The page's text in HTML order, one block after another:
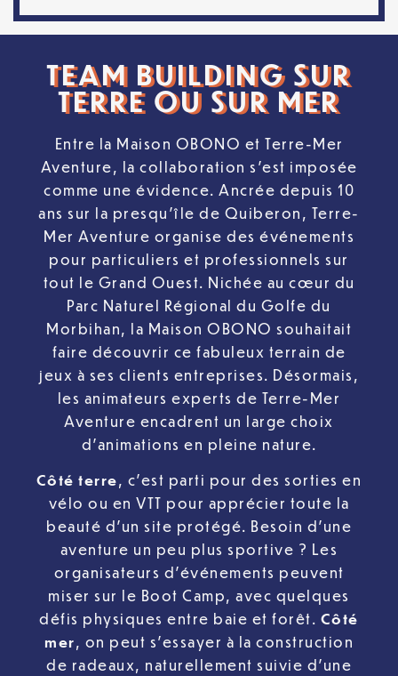
TEAM BUILDING SUR
TERRE OU SUR MER
Entre la Maison OBONO et Terre-Mer
Aventure, la collaboration s’est imposée
comme une évidence. Ancrée depuis 10
ans sur la presqu’île de Quiberon, Terre-
Mer Aventure organise des événements
pour particuliers et professionnels sur
tout le Grand Ouest. Nichée au cœur du
Parc Naturel Régional du Golfe du
Morbihan, la Maison OBONO souhaitait
faire découvrir ce fabuleux terrain de
jeux à ses clients entreprises. Désormais,
les animateurs experts de Terre-Mer
Aventure encadrent un large choix
d’animations en pleine nature.
Côté terre, c’est parti pour des sorties en
vélo ou en VTT pour apprécier toute la
beauté d’un site protégé. Besoin d’une
aventure un peu plus sportive ? Les
organisateurs d’événements peuvent
miser sur le Boot Camp, avec quelques
défis physiques entre baie et forêt. Côté
mer, on peut s’essayer à la construction
de radeaux, naturellement suivie d’une